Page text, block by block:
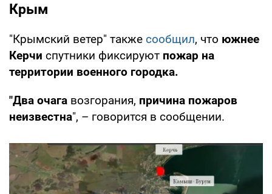
Крым
"Крымский ветер" также сообщил, что южнее
Керчи спутники фиксируют пожар на
территории военного городка.
"Два очага возгорания, причина пожаров
неизвестна", – говорится в сообщении.